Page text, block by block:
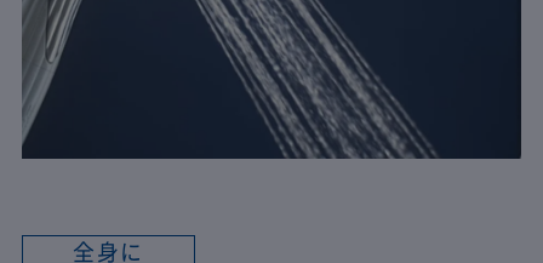
全身に